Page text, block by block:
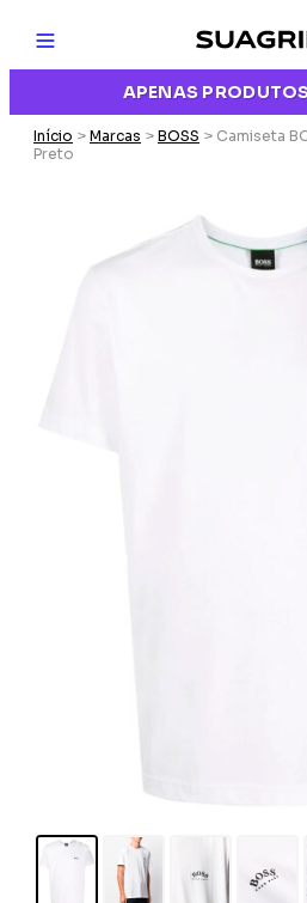
APENAS
Início > Marcas > BOSS > Camiseta
Preto